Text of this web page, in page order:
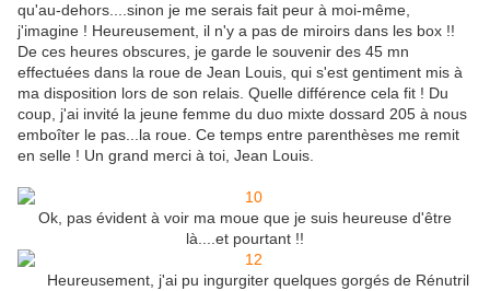
qu'au-dehors....sinon je me serais fait peur à moi-même,
j'imagine ! Heureusement, il n'y a pas de miroirs dans les box !!
De ces heures obscures, je garde le souvenir des 45 mn
effectuées dans la roue de Jean Louis, qui s'est gentiment mis à
ma disposition lors de son relais. Quelle différence cela fit ! Du
coup, j'ai invité la jeune femme du duo mixte dossard 205 à nous
emboîter le pas...la roue. Ce temps entre parenthèses me remit
en selle ! Un grand merci à toi, Jean Louis.
Ok, pas évident à voir ma moue que je suis heureuse d'être
là....et pourtant !!
Heureusement, j'ai pu ingurgiter quelques gorgés de Rénutril